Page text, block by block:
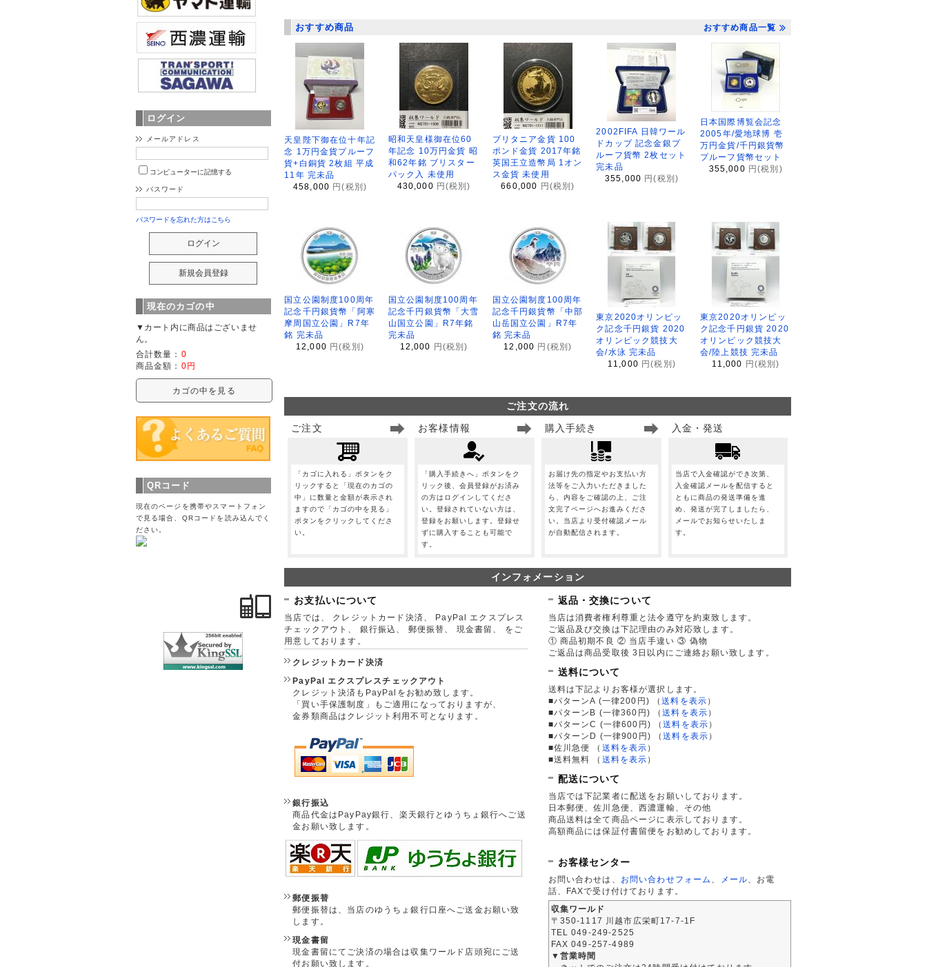
おすすめ商品 おすすめ商品一覧
天皇陛下御在位十年記
念 1万円金貨プルーフ
貨+白銅貨 2枚組 平成
11年 完未品
458,000 円(税別)
昭和天皇様御在位60
年記念 10万円金貨 昭
和62年銘 ブリスター
パック入 未使用
430,000 円(税別)
ブリタニア金貨 100
ポンド金貨 2017年銘
英国王立造幣局 1オン
ス金貨 未使用
660,000 円(税別)
2002FIFA 日韓ワール
ドカップ 記念金銀プ
ルーフ貨幣 2枚セット
完未品
355,000 円(税別)
日本国際博覧会記念
2005年/愛地球博 壱
万円金貨/千円銀貨幣
プルーフ貨幣セット
355,000 円(税別)
国立公園制度100周年
記念千円銀貨幣「阿寒
摩周国立公園」R7年
銘 完未品
12,000 円(税別)
国立公園制度100周年
記念千円銀貨幣「大雪
山国立公園」R7年銘
完未品
12,000
円(税別)
国立公園制度100周年
記念千円銀貨幣「中部
山岳国立公園」R7年
銘 完未品
12,000 円(税別)
東京2020オリンピッ
ク記念千円銀貨 2020
オリンピック競技大
会/水泳 完未品
11,000 円(税別)
東京2020オリンピッ
ク記念千円銀貨 2020
オリンピック競技大
会/陸上競技 完未品
11,000
円(税別)
ご注文の流れ
ご注文
「カゴに入れる」ボタンをク
リックすると「現在のカゴの
中」に数量と金額が表示され
ますので「カゴの中を見る」
ボタンをクリックしてくださ
い。
お客様情報
「購入手続きへ」ボタンをク
リック後、会員登録がお済み
の方はログインしてくださ
い。登録されていない方は、
登録をお願いします。登録せ
ずに購入することも可能で
す。
購入手続き
お届け先の指定やお支払い方
法等をご入力いただきました
ら、内容をご確認の上、ご注
文完了ページへお進みくださ
い。当店より受付確認メール
が自動配信されます。
入金・発送
当店で入金確認ができ次第、
入金確認メールを配信すると
ともに商品の発送準備を進
め、発送が完了しましたら、
メールでお知らせいたしま
す。
インフォメーション
お支払いについて
当店では、 クレジットカード決済、 PayPal エクスプレス
チェックアウト、 銀行振込、 郵便振替、 現金書留、 をご
用意しております。
クレジットカード決済
PayPal エクスプレスチェックアウト
クレジット決済もPayPalをお勧め致します。
「買い手保護制度」もご適用になっておりますが、
金券類商品はクレジット利用不可となります。
銀行振込
商品代金はPayPay銀行、楽天銀行とゆうちょ銀行へご送
金お願い致します。
郵便振替
郵便振替は、当店のゆうちょ銀行口座へご送金お願い致
します。
現金書留
現金書留にてご決済の場合は収集ワールド店頭宛にご送
付お願い致します。
返品・交換について
当店は消費者権利尊重と法令遵守を約束致します。
ご返品及び交換は下記理由のみ対応致します。
① 商品初期不良 ② 当店手違い ③ 偽物
ご返品は商品受取後 3日以内にご連絡お願い致します。
送料について
送料は下記よりお客様が選択します。
■パターンA (一律200円)
（送料を表示 ）
■パターンB (一律360円)
（送料を表示 ）
■パターンC (一律600円)
（送料を表示 ）
■パターンD (一律900円)
（送料を表示 ）
■佐川急便
（ 送料を表示 ）
■送料無料
（ 送料を表示 ）
配送について
当店では下記業者に配送をお願いしております。
日本郵便、佐川急便、西濃運輸、その他
商品送料は全て商品ページに表示しております。
高額商品には保証付書留便をお勧めしております。
お客様センター
お問い合わせは、 お問い合わせフォーム メール 、お電
話、FAXで受け付けております。
収集ワールド
〒350-1117 川越市広栄町17-7-1F
TEL 049-249-2525
FAX 049-257-4989
▼営業時間
ログイン
メールアドレス
コンピューターに記憶する
パスワード
パスワードを忘れた方はこちら
現在のカゴの中
▼カート内に商品はございませ
ん。
合計数量： 0
商品金額： 0円
カゴの中を見る
QRコード
現在のページを携帯やスマートフォン
で見る場合、QRコードを読み込んでく
ださい。